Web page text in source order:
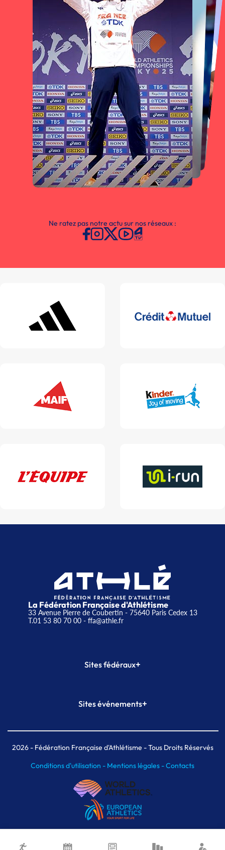
Ne ratez pas notre actu sur nos réseaux :
La Fédération Française d'Athlétisme
33 Avenue Pierre de Coubertin - 75640 Paris Cedex 13
T.01 53 80 70 00- ffa@athle.fr
Sites fédéraux+
Plateforme Formation
Sites événements+
Meeting de Paris indoor
MAIF Ekiden de Paris
2026- Fédération Française d'Athlétisme - Tous Droits Réservés
Conditions d'utilisation - Mentions légales -Contacts